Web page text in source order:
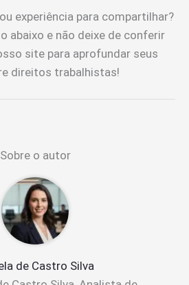
experiência para compartilhar?
abaixo e não deixe de conferir
site para aprofundar seus
direitos trabalhistas!
Sobre o autor
de Castro Silva